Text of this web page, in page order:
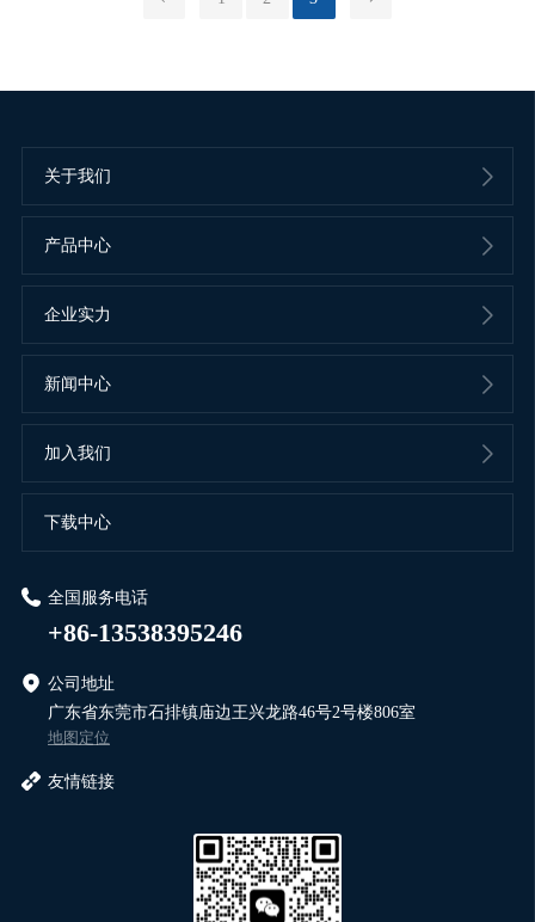
关于我们
产品中心
企业实力
新闻中心
加入我们
下载中心
全国服务电话
+86-13538395246
公司地址
广东省东莞市石排镇庙边王兴龙路46号2号楼806室
地图定位
友情链接